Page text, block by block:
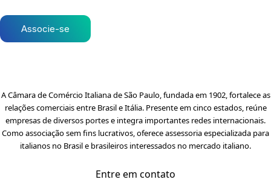
Associe-se
A Câmara de Comércio Italiana de São Paulo, fundada em 1902, fortalece as
relações comerciais entre Brasil e Itália. Presente em cinco estados, reúne
empresas de diversos portes e integra importantes redes internacionais.
Como associação sem fins lucrativos, oferece assessoria especializada para
italianos no Brasil e brasileiros interessados no mercado italiano.
Entre em contato